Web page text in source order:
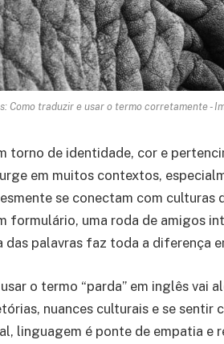
Como traduzir e usar o termo corretamente -
torno de identidade, cor e
em muitos contextos,
se conectam com culturas
formulário, uma roda de amigos
palavras faz toda a diferença
o termo “parda” em inglês vai
nuances culturais e se sentir
linguagem é ponte de empatia e